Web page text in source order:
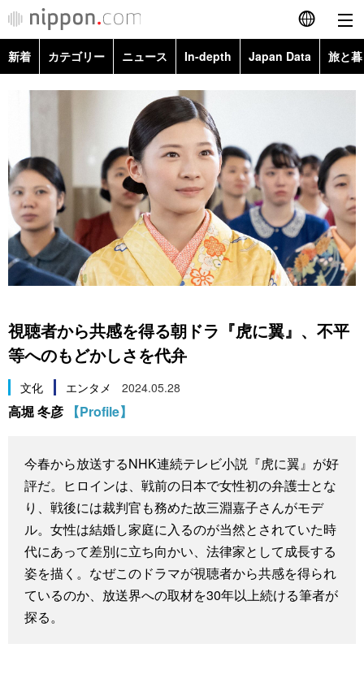
English
繁體字
Français
Español
العربية
カテゴリー
政治・外交
経済・ビジネス
社会
文化
暮らし
スポーツ・東京2020
ニュース
トップ
In-depth
旅と暮らし
動画/Live
Cinema
Topics
Images
People
新着 カテゴリー ニュース In-depth Japan Data 旅と
政治・外交
国際・海外
社会
文化
暮らし
スポーツ・東京2020
Topics
People
東京
お知らせ
視聴者から共感を得る朝ドラ『虎に翼』、不平
等へのもどかしさを代弁
文化 エンタメ 2024.05.28
高堀 冬彦 【Profile】
今春から放送するNHK連続テレビ小説『虎に翼』が好
評だ。ヒロインは、戦前の日本で女性初の弁護士とな
り、戦後には裁判官も務めた故三淵嘉子さんがモデ
ル。女性は結婚し家庭に入るのが当然とされていた時
代にあって差別に立ち向かい、法律家として成長する
姿を描く。なぜこのドラマが視聴者から共感を得られ
ているのか、放送界への取材を30年以上続ける筆者が
探る。